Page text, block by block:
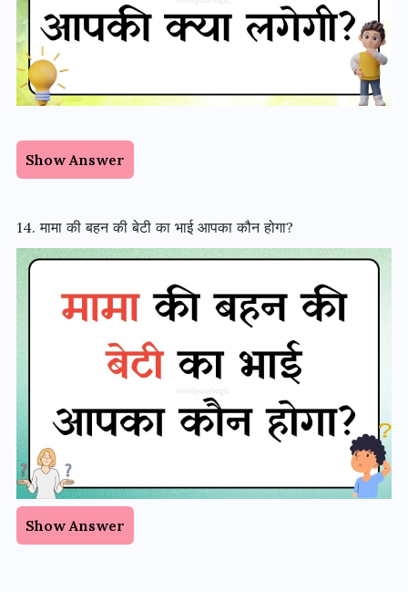
Show Answer
14. मामा की बहन की बेटी का भाई आपका कौन होगा?
Show Answer